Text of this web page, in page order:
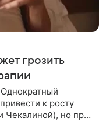
грозить
к росту
Чекалиной), но при